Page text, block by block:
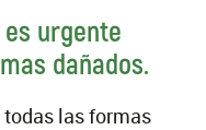
urgente
dañados.
las formas